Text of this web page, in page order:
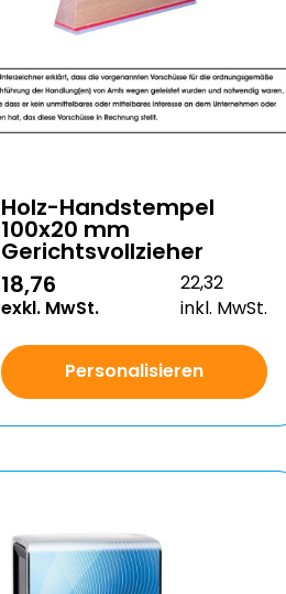
Holz-Handstempel
100x20 mm
Gerichtsvollzieher
18,76
exkl. MwSt.
22,32
inkl. MwSt.
Personalisieren